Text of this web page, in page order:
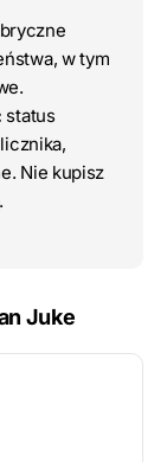
w tym
status
Nie kupisz
Juke